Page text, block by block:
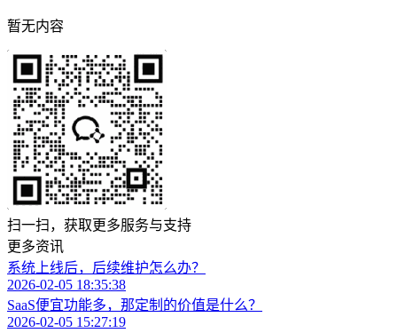
暂无内容
扫一扫，获取更多服务与支持
更多资讯
系统上线后，后续维护怎么办？
2026-02-05 18:35:38
SaaS便宜功能多，那定制的价值是什么？
2026-02-05 15:27:19